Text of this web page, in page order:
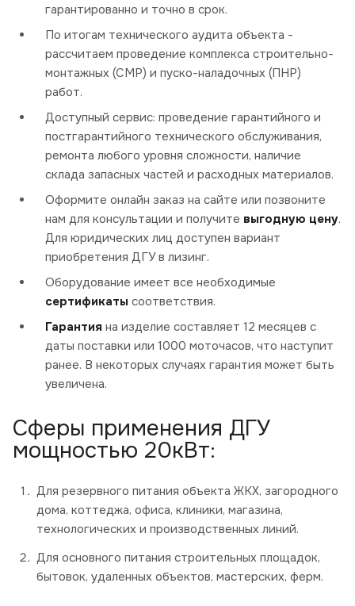
гарантированно и точно в срок.
По итогам технического аудита объекта -
рассчитаем проведение комплекса строительно-
монтажных (СМР) и пуско-наладочных (ПНР)
работ.
Доступный сервис: проведение гарантийного и
постгарантийного технического обслуживания,
ремонта любого уровня сложности, наличие
склада запасных частей и расходных материалов.
Оформите онлайн заказ на сайте или позвоните
нам для консультации и получите выгодную цену.
Для юридических лиц доступен вариант
приобретения ДГУ в лизинг.
Оборудование имеет все необходимые
сертификаты соответствия.
Гарантия на изделие составляет 12 месяцев с
даты поставки или 1000 моточасов, что наступит
ранее. В некоторых случаях гарантия может быть
увеличена.
Сферы применения ДГУ
мощностью 20кВт:
Для резервного питания объекта ЖКХ, загородного
дома, коттеджа, офиса, клиники, магазина,
технологических и производственных линий.
Для основного питания строительных площадок,
бытовок, удаленных объектов, мастерских, ферм.